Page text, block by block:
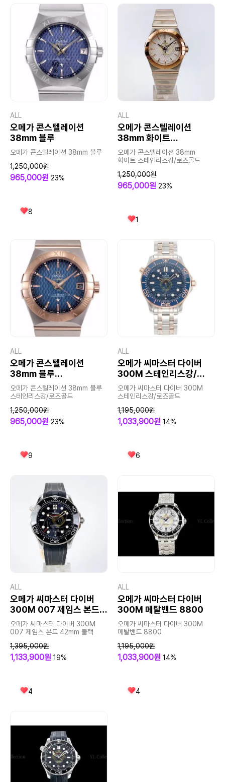
ALL
오메가 콘스텔레이션
38mm 블루
오메가 콘스텔레이션 38mm 블루
1,250,000원
965,000원 23%
8
ALL
오메가 콘스텔레이션
38mm 화이트
스테인리스강/로즈골드
오메가 콘스텔레이션 38mm
화이트 스테인리스강/로즈골드
1,250,000원
965,000원 23%
1
ALL
오메가 콘스텔레이션
38mm 블루
스테인리스강/로즈골드
오메가 콘스텔레이션 38mm 블루
스테인리스강/로즈골드
1,250,000원
965,000원 23%
9
ALL
오메가 씨마스터 다이버
300M 스테인리스강/
로즈골드
오메가 씨마스터 다이버 300M
스테인리스강/로즈골드
1,195,000원
1,033,900원 14%
6
ALL
오메가 씨마스터 다이버
300M 007 제임스 본드
42mm 블랙
오메가 씨마스터 다이버 300M
007 제임스 본드 42mm 블랙
1,395,000원
1,133,900원 19%
4
ALL
오메가 씨마스터 다이버
300M 메탈밴드 8800
오메가 씨마스터 다이버 300M
메탈밴드 8800
1,195,000원
1,033,900원 14%
4